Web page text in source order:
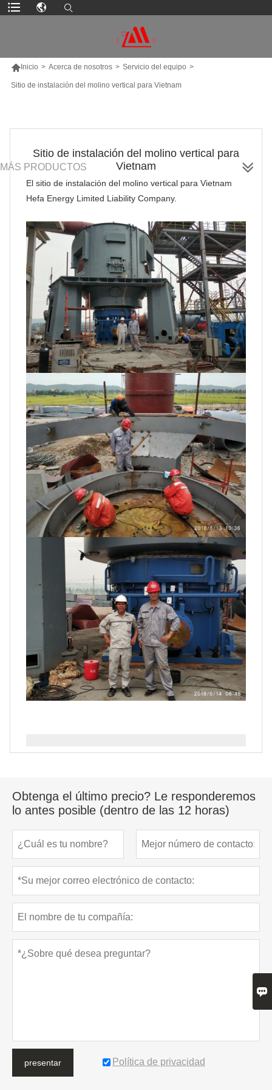
Inicio > Acerca de nosotros > Servicio del equipo >
Sitio de instalación del molino vertical para Vietnam
MÁS PRODUCTOS
Sitio de instalación del molino vertical para
Vietnam
El sitio de instalación del molino vertical para Vietnam
Hefa Energy Limited Liability Company.
Obtenga el último precio? Le responderemos
lo antes posible (dentro de las 12 horas)
presentar Política de privacidad
